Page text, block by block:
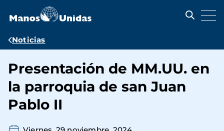
contenido
Ruta
navegación
Noticias
Presentación de MM.UU. en
la parroquia de san Juan
Pablo II